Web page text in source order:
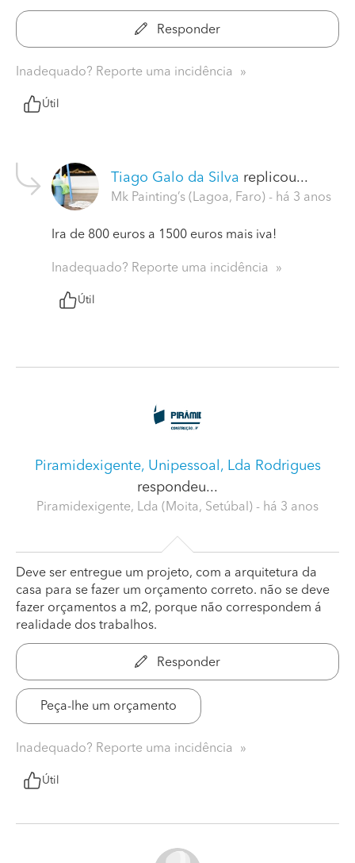
Responder
Inadequado? Reporte uma incidência
Útil
Tiago Galo da Silva replicou...
Mk Painting’s (Lagoa, Faro) - há 3 anos
Ira de 800 euros a 1500 euros mais iva!
Inadequado? Reporte uma incidência
Útil
Piramidexigente, Unipessoal, Lda Rodrigues
respondeu...
Piramidexigente, Lda (Moita, Setúbal) - há 3 anos
Deve ser entregue um projeto, com a arquitetura da
casa para se fazer um orçamento correto. não se deve
fazer orçamentos a m2, porque não correspondem á
realidade dos trabalhos.
Responder
Peça-lhe um orçamento
Inadequado? Reporte uma incidência
Útil